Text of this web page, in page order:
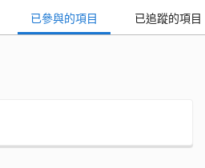
已參與的項目 已追蹤的項目